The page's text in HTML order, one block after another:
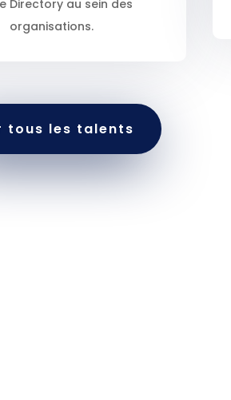
Directory au sein des
organisations.
tous les talents